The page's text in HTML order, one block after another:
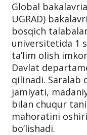
Global
UGRAD)
bosqich
universitetida 1
ta’lim olish
Davlat
qilinadi. Saralab
jamiyati,
bilan chuqur
mahoratini
bo‘lishadi.